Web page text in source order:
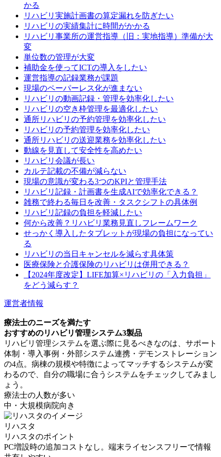
かる
リハビリ実施計画書の算定漏れを防ぎたい
リハビリの実績集計に時間がかかる
リハビリ事業所の運営指導（旧：実地指導）準備が大
変
単位数の管理が大変
補助金を使ってICTの導入をしたい
運営指導の記録業務が課題
現場のペーパーレス化が進まない
リハビリの動画記録・管理を効率化したい
リハビリの空き枠管理を最適化したい
通所リハビリの予約管理を効率化したい
リハビリの予約管理を効率化したい
通所リハビリの送迎業務を効率化したい
動線を見直して安全性を高めたい
リハビリ会議が長い
カルテ記載の不備が減らない
現場の意識が変わる3つのKPIと管理手法
リハビリ記録・計画書を生成AIで効率化できる？
雑務で終わる毎日を改善・タスクシフトの具体例
リハビリ記録の負担を軽減したい
何から改善？リハビリ業務見直しフレームワーク
せっかく導入したタブレットが現場の負担になってい
る
リハビリの当日キャンセルを減らす具体策
医療保険と介護保険のリハビリは併用できる？
【2024年度改定】LIFE加算×リハビリの「入力負担」
をどう減らす？
運営者情報
療法士のニーズを満たす
おすすめのリハビリ管理システム3製品
リハビリ管理システムを選ぶ際に見るべきなのは、サポート
体制・導入事例・外部システム連携・デモンストレーション
の4点。病棟の規模や特徴によってマッチするシステムが変
わるので、自分の職場に合うシステムをチェックしてみまし
ょう。
療法士の人数が多い
中・大規模病院向き
リハスタ
リハスタのポイント
PC増設時の追加コストなし。端末ライセンスフリーで情報